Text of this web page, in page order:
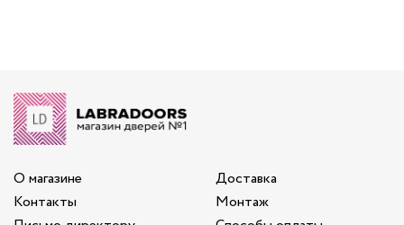
О магазине
Контакты
Доставка
Монтаж